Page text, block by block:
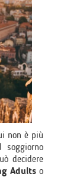
non è più
decidere
Adultso